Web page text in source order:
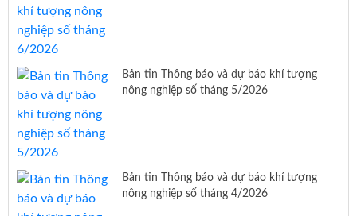
Bản tin Thông báo và dự báo khí tượng
nông nghiệp số tháng 5/2026
Bản tin Thông báo và dự báo khí tượng
nông nghiệp số tháng 4/2026